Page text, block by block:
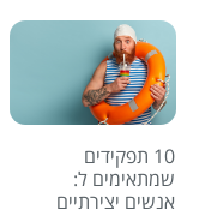
10 תפקידים
שמתאימים ל:
אנשים יצירתיים